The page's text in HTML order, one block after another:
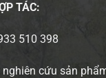
TÁC:
510 398
nghiên cứu sản